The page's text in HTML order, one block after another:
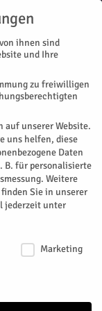
gestrigen Freitag,
gesucht.
ihnen sind
und Ihre
zu freiwilligen
auf unserer Website.
uns helfen, diese
Daten
B. für personalisierte
Weitere
Sie in unserer
jederzeit unter
Marketing